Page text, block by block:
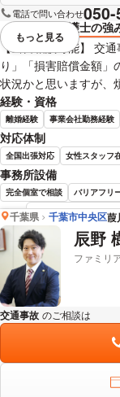
電話で問い合わせ
弁護士の強
【当日相談可能】 交
り」「損害賠償金額
状況かと思いますが、
経験・資格
離婚経験 事業会社勤務経験
対応体制
全国出張対応 女性スタッフ
事務所設備
完全個室で相談 バリアフリ
小澤
視覚的に省略さ
もっと見る
千葉県 千葉市中央区葭
辰野
ファミリ
交通事故 のご相談は